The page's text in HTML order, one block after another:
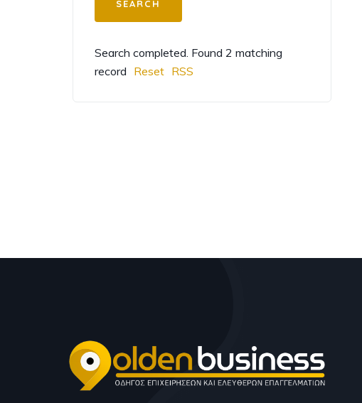
Search completed. Found 2 matching
record Reset RSS